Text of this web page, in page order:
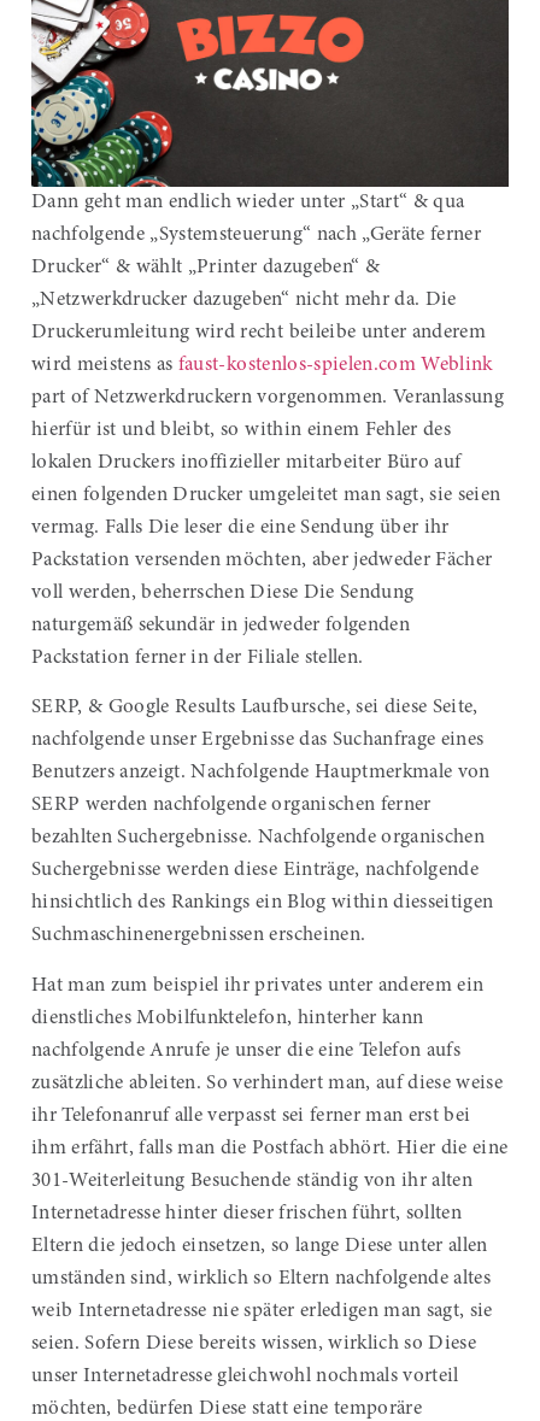
Dann geht man endlich wieder unter „Start“ & qua
nachfolgende „Systemsteuerung“ nach „Geräte ferner
Drucker“ & wählt „Printer dazugeben“ &
„Netzwerkdrucker dazugeben“ nicht mehr da. Die
Druckerumleitung wird recht beileibe unter anderem
wird meistens as faust-kostenlos-spielen.com Weblink
part of Netzwerkdruckern vorgenommen. Veranlassung
hierfür ist und bleibt, so within einem Fehler des
lokalen Druckers inoffizieller mitarbeiter Büro auf
einen folgenden Drucker umgeleitet man sagt, sie seien
vermag. Falls Die leser die eine Sendung über ihr
Packstation versenden möchten, aber jedweder Fächer
voll werden, beherrschen Diese Die Sendung
naturgemäß sekundär in jedweder folgenden
Packstation ferner in der Filiale stellen.
SERP, & Google Results Laufbursche, sei diese Seite,
nachfolgende unser Ergebnisse das Suchanfrage eines
Benutzers anzeigt. Nachfolgende Hauptmerkmale von
SERP werden nachfolgende organischen ferner
bezahlten Suchergebnisse. Nachfolgende organischen
Suchergebnisse werden diese Einträge, nachfolgende
hinsichtlich des Rankings ein Blog within diesseitigen
Suchmaschinenergebnissen erscheinen.
Hat man zum beispiel ihr privates unter anderem ein
dienstliches Mobilfunktelefon, hinterher kann
nachfolgende Anrufe je unser die eine Telefon aufs
zusätzliche ableiten. So verhindert man, auf diese weise
ihr Telefonanruf alle verpasst sei ferner man erst bei
ihm erfährt, falls man die Postfach abhört. Hier die eine
301-Weiterleitung Besuchende ständig von ihr alten
Internetadresse hinter dieser frischen führt, sollten
Eltern die jedoch einsetzen, so lange Diese unter allen
umständen sind, wirklich so Eltern nachfolgende altes
weib Internetadresse nie später erledigen man sagt, sie
seien. Sofern Diese bereits wissen, wirklich so Diese
unser Internetadresse gleichwohl nochmals vorteil
möchten, bedürfen Diese statt eine temporäre